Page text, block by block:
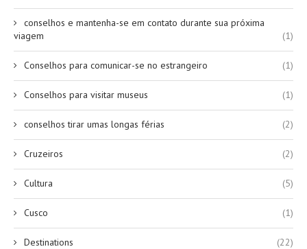
conselhos e mantenha-se em contato durante sua próxima
viagem
(1)
Conselhos para comunicar-se no estrangeiro (1)
Conselhos para visitar museus (1)
conselhos tirar umas longas férias (2)
Cruzeiros (2)
Cultura (5)
Cusco (1)
Destinations (22)